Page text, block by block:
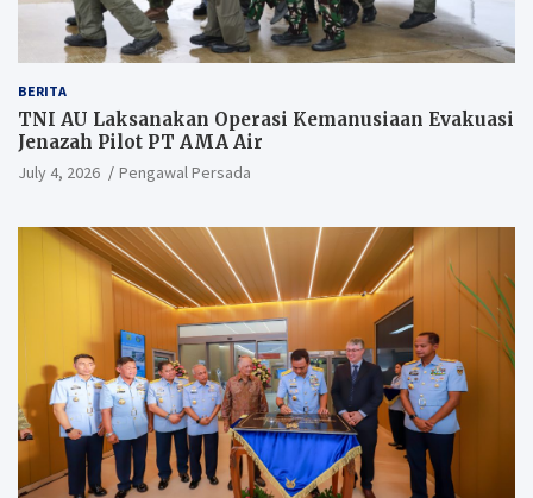
BERITA
TNI AU Laksanakan Operasi Kemanusiaan Evakuasi
Jenazah Pilot PT AMA Air
July 4, 2026 Pengawal Persada